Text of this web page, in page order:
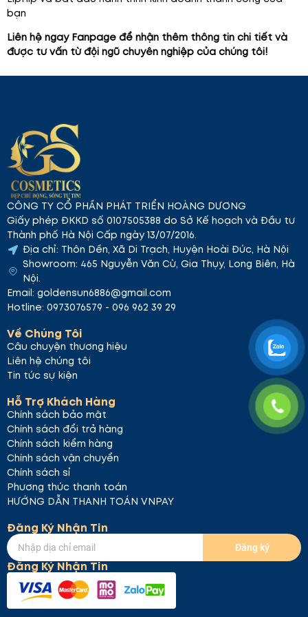
bạn
Liên hệ ngay Fanpage để nhận thêm thông tin chi tiết và
được tư vấn từ đội ngũ chuyên nghiệp của chúng tôi!
CÔNG TY CỔ PHẦN PHÁT TRIỂN HOÀNG DƯƠNG
Giấy phép ĐKKD số 0107505388 do Sở Kế hoạch và Đầu tư
Thành phố Hà Nội Cấp ngày 13/07/2016.
Địa chỉ: Thôn Dền, Xã Di Trạch, Huyện Hoài Đức, Hà Nội
Showroom: 465 Nguyễn Văn Cừ, Gia Thụy, Long Biên, Hà
Nội.
Email: goldensun6886@gmail.com
Hotline: 0973076579 - 096 962 39 29
Về Chúng Tôi
Câu chuyện thương hiệu
Liên hệ chúng tôi
Tin tức sự kiện
Hỗ Trợ Khách Hàng
Chính sách bảo mật
Chính sách đổi trả hàng
Chính sách kiểm hàng
Chính sách vận chuyển
Chính sách sỉ
Phương thức thanh toán
HƯỚNG DẪN THANH TOÁN VNPAY
Đăng Ký Nhận Tin
Đăng ký
Đăng Ký Nhận Tin